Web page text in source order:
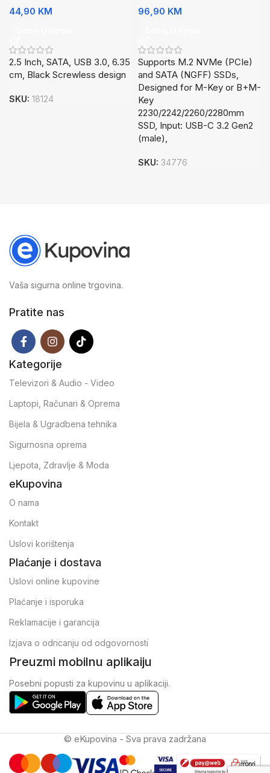
44,90 KM
2.5 Inch, SATA, USB 3.0, 6.35
cm, Black Screwless design
SKU: 18124
96,90 KM
Supports M.2 NVMe (PCIe)
and SATA (NGFF) SSDs,
Designed for M-Key or B+M-
Key
2230/2242/2260/2280mm
SSD, Input: USB-C 3.2 Gen2
(male),
SKU: 34776
Vaša sigurna online trgovina.
Pratite nas
Kategorije
Televizori & Audio - Video
Laptopi, Računari & Oprema
Bijela & Ugradbena tehnika
Sigurnosna oprema
Ljepota, Zdravlje & Moda
eKupovina
O nama
Kontakt
Uslovi korištenja
Plaćanje i dostava
Uslovi online kupovine
Plaćanje i isporuka
Reklamacije i garancija
Izjava o odricanju od odgovornosti
Preuzmi mobilnu aplikaiju
Posebni popusti za kupovinu u aplikaciji.
© eKupovina - Sva prava zadržana